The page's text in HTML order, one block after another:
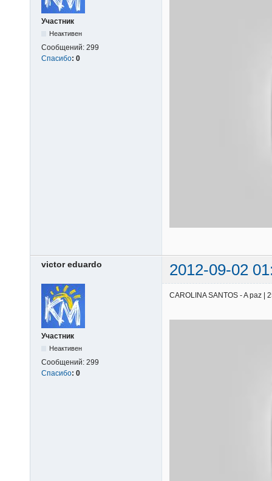
Участник
Неактивен
Сообщений: 299
Спасибо: 0
victor eduardo 2012-09-02
Участник
Неактивен
Сообщений: 299
Спасибо: 0
CAROLINA SANTOS - A paz |